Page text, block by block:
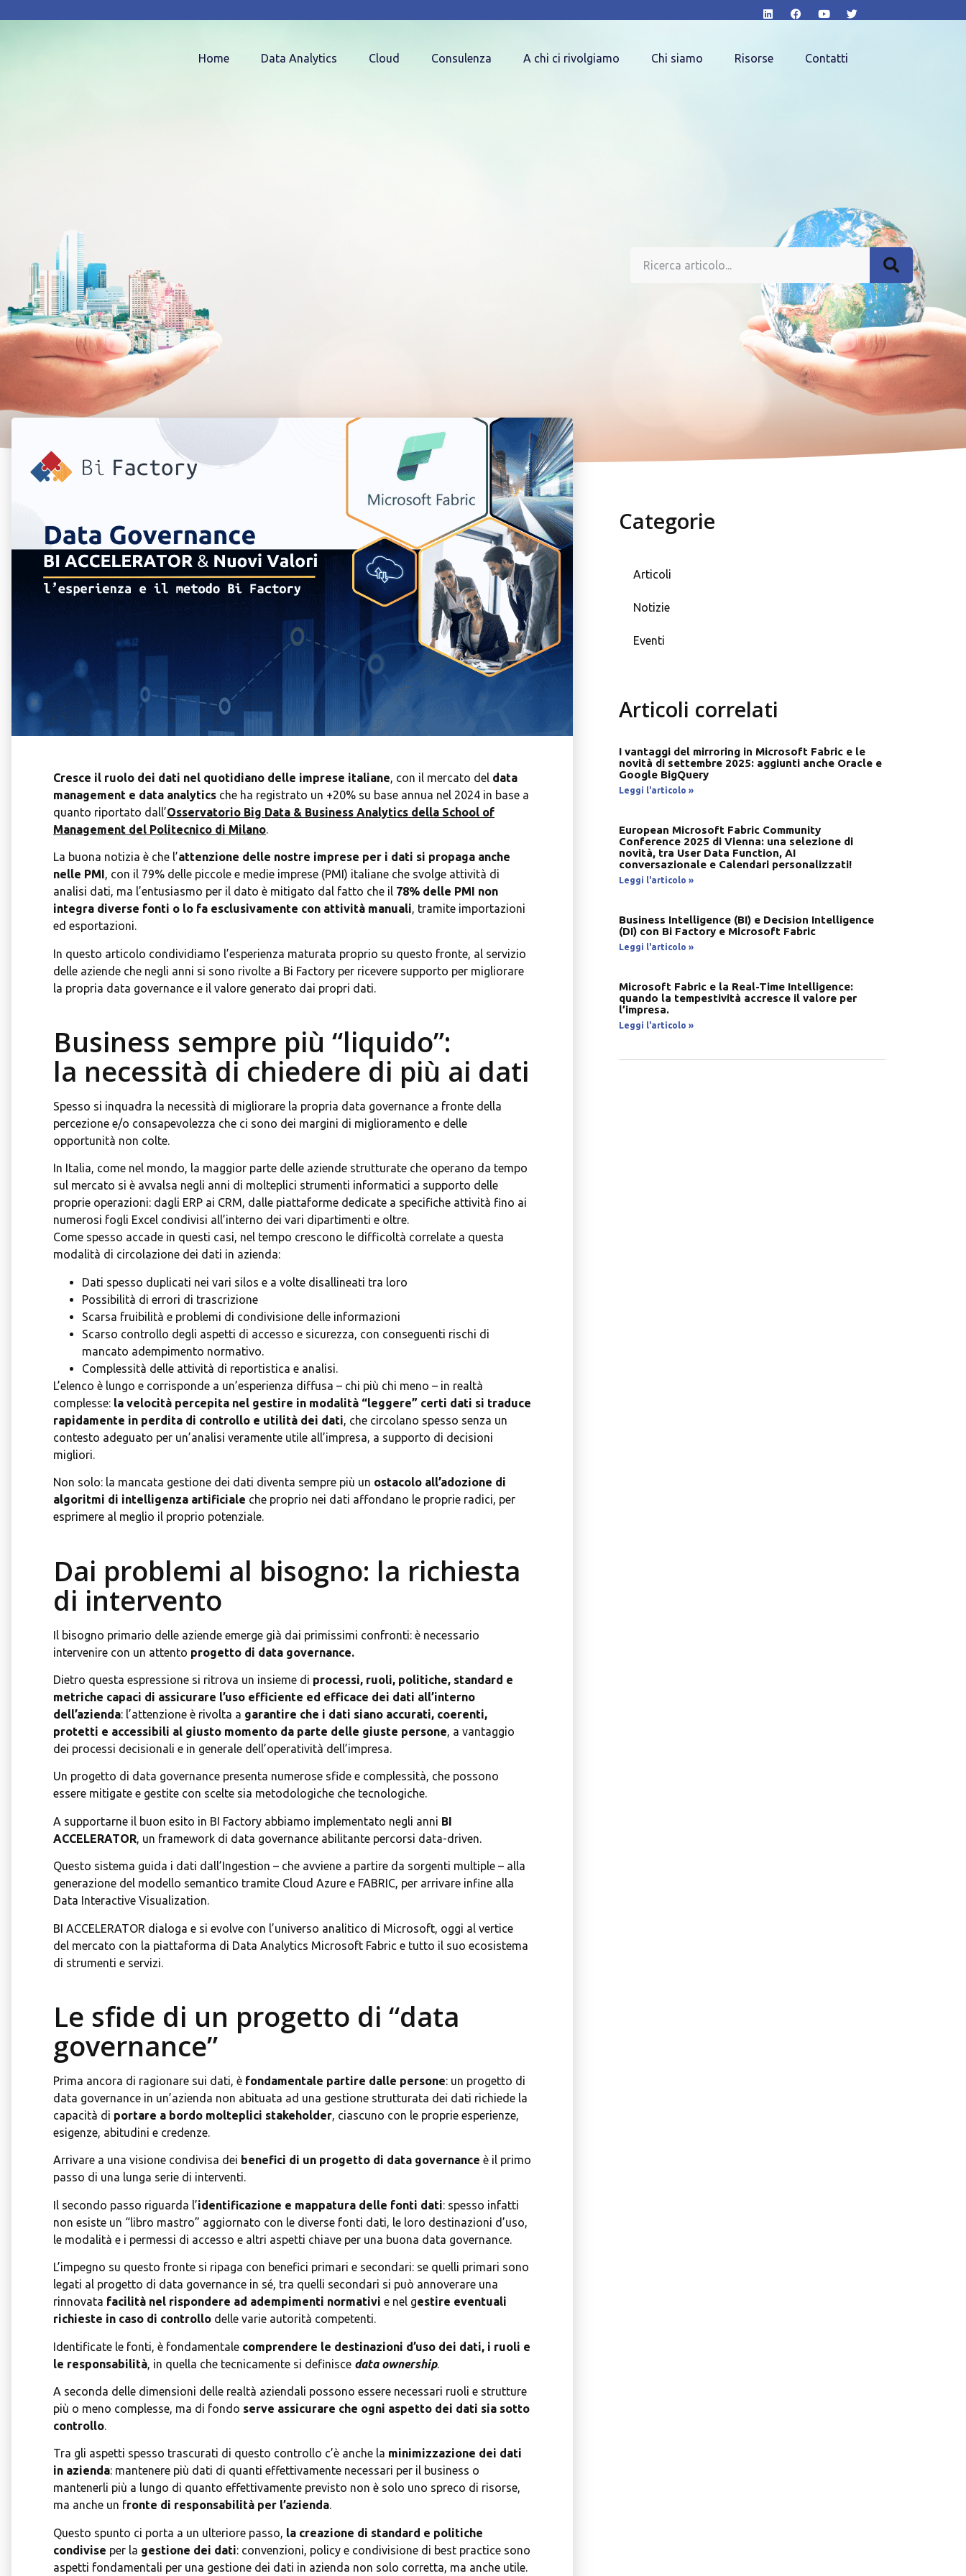
Home Data Analytics Cloud Consulenza A chi ci rivolgiamo Chi siamo Risorse Contatti
Cresce il ruolo dei dati nel quotidiano delle imprese italiane, con il mercato del data
management e data analytics che ha registrato un +20% su base annua nel 2024 in base a
quanto riportato dall’Osservatorio Big Data & Business Analytics della School of
Management del Politecnico di Milano.
La buona notizia è che l’attenzione delle nostre imprese per i dati si propaga anche
nelle PMI, con il 79% delle piccole e medie imprese (PMI) italiane che svolge attività di
analisi dati, ma l’entusiasmo per il dato è mitigato dal fatto che il 78% delle PMI non
integra diverse fonti o lo fa esclusivamente con attività manuali, tramite importazioni
ed esportazioni.
In questo articolo condividiamo l’esperienza maturata proprio su questo fronte, al servizio
delle aziende che negli anni si sono rivolte a Bi Factory per ricevere supporto per migliorare
la propria data governance e il valore generato dai propri dati.
Business sempre più “liquido”:
la necessità di chiedere di più ai dati
Spesso si inquadra la necessità di migliorare la propria data governance a fronte della
percezione e/o consapevolezza che ci sono dei margini di miglioramento e delle
opportunità non colte.
In Italia, come nel mondo, la maggior parte delle aziende strutturate che operano da tempo
sul mercato si è avvalsa negli anni di molteplici strumenti informatici a supporto delle
proprie operazioni: dagli ERP ai CRM, dalle piattaforme dedicate a specifiche attività fino ai
numerosi fogli Excel condivisi all’interno dei vari dipartimenti e oltre.
Come spesso accade in questi casi, nel tempo crescono le difficoltà correlate a questa
modalità di circolazione dei dati in azienda:
Dati spesso duplicati nei vari silos e a volte disallineati tra loro
Possibilità di errori di trascrizione
Scarsa fruibilità e problemi di condivisione delle informazioni
Scarso controllo degli aspetti di accesso e sicurezza, con conseguenti rischi di
mancato adempimento normativo.
Complessità delle attività di reportistica e analisi.
L’elenco è lungo e corrisponde a un’esperienza diffusa – chi più chi meno – in realtà
complesse: la velocità percepita nel gestire in modalità “leggere” certi dati si traduce
rapidamente in perdita di controllo e utilità dei dati, che circolano spesso senza un
contesto adeguato per un’analisi veramente utile all’impresa, a supporto di decisioni
migliori.
Non solo: la mancata gestione dei dati diventa sempre più un ostacolo all’adozione di
algoritmi di intelligenza artificiale che proprio nei dati affondano le proprie radici, per
esprimere al meglio il proprio potenziale.
Dai problemi al bisogno: la richiesta
di intervento
Il bisogno primario delle aziende emerge già dai primissimi confronti: è necessario
intervenire con un attento progetto di data governance.
Dietro questa espressione si ritrova un insieme di processi, ruoli, politiche, standard e
metriche capaci di assicurare l’uso efficiente ed efficace dei dati all’interno
dell’azienda: l’attenzione è rivolta a garantire che i dati siano accurati, coerenti,
protetti e accessibili al giusto momento da parte delle giuste persone, a vantaggio
dei processi decisionali e in generale dell’operatività dell’impresa.
Un progetto di data governance presenta numerose sfide e complessità, che possono
essere mitigate e gestite con scelte sia metodologiche che tecnologiche.
A supportarne il buon esito in BI Factory abbiamo implementato negli anni BI
ACCELERATOR, un framework di data governance abilitante percorsi data-driven.
Questo sistema guida i dati dall’Ingestion – che avviene a partire da sorgenti multiple – alla
generazione del modello semantico tramite Cloud Azure e FABRIC, per arrivare infine alla
Data Interactive Visualization.
BI ACCELERATOR dialoga e si evolve con l’universo analitico di Microsoft, oggi al vertice
del mercato con la piattaforma di Data Analytics Microsoft Fabric e tutto il suo ecosistema
di strumenti e servizi.
Le sfide di un progetto di “data
governance”
Prima ancora di ragionare sui dati, è fondamentale partire dalle persone: un progetto di
data governance in un’azienda non abituata ad una gestione strutturata dei dati richiede la
capacità di portare a bordo molteplici stakeholder, ciascuno con le proprie esperienze,
esigenze, abitudini e credenze.
Arrivare a una visione condivisa dei benefici di un progetto di data governance è il primo
passo di una lunga serie di interventi.
Il secondo passo riguarda l’identificazione e mappatura delle fonti dati: spesso infatti
non esiste un “libro mastro” aggiornato con le diverse fonti dati, le loro destinazioni d’uso,
le modalità e i permessi di accesso e altri aspetti chiave per una buona data governance.
L’impegno su questo fronte si ripaga con benefici primari e secondari: se quelli primari sono
legati al progetto di data governance in sé, tra quelli secondari si può annoverare una
rinnovata facilità nel rispondere ad adempimenti normativi e nel gestire eventuali
richieste in caso di controllo delle varie autorità competenti.
Identificate le fonti, è fondamentale comprendere le destinazioni d’uso dei dati, i ruoli e
le responsabilità , in quella che tecnicamente si definisce data ownership.
A seconda delle dimensioni delle realtà aziendali possono essere necessari ruoli e strutture
più o meno complesse, ma di fondo serve assicurare che ogni aspetto dei dati sia sotto
controllo.
Tra gli aspetti spesso trascurati di questo controllo c’è anche la minimizzazione dei dati
in azienda: mantenere più dati di quanti effettivamente necessari per il business o
mantenerli più a lungo di quanto effettivamente previsto non è solo uno spreco di risorse,
ma anche un fronte di responsabilità per l’azienda.
Questo spunto ci porta a un ulteriore passo, la creazione di standard e politiche
condivise per la gestione dei dati: convenzioni, policy e condivisione di best practice sono
aspetti fondamentali per una gestione dei dati in azienda non solo corretta, ma anche utile.
Categorie
Articoli
Notizie
Eventi
Articoli correlati
I vantaggi del mirroring in Microsoft Fabric e le
novità di settembre 2025: aggiunti anche Oracle e
Google BigQuery
Leggi l'articolo »
European Microsoft Fabric Community
Conference 2025 di Vienna: una selezione di
novità, tra User Data Function, AI
conversazionale e Calendari personalizzati!
Leggi l'articolo »
Business Intelligence (BI) e Decision Intelligence
(DI) con Bi Factory e Microsoft Fabric
Leggi l'articolo »
Microsoft Fabric e la Real-Time Intelligence:
quando la tempestività accresce il valore per
l’impresa.
Leggi l'articolo »